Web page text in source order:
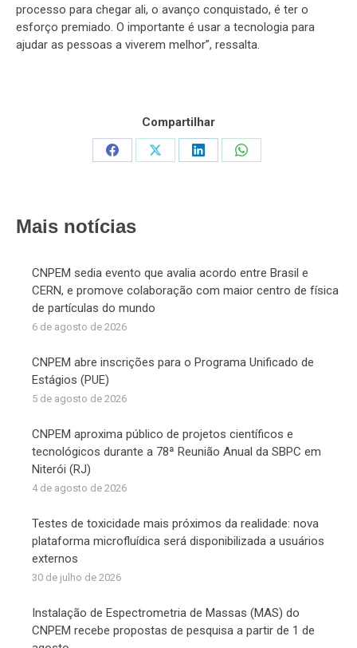
processo para chegar ali, o avanço conquistado, é ter o
esforço premiado. O importante é usar a tecnologia para
ajudar as pessoas a viverem melhor”, ressalta.
Compartilhar
Share
Share
Share
Share
Mais notícias
CNPEM sedia evento que avalia acordo entre Brasil e
CERN, e promove colaboração com maior centro de física
de partículas do mundo
6 de agosto de 2026
CNPEM abre inscrições para o Programa Unificado de
Estágios (PUE)
5 de agosto de 2026
CNPEM aproxima público de projetos científicos e
tecnológicos durante a 78ª Reunião Anual da SBPC em
Niterói (RJ)
4 de agosto de 2026
Testes de toxicidade mais próximos da realidade: nova
plataforma microfluídica será disponibilizada a usuários
externos
30 de julho de 2026
Instalação de Espectrometria de Massas (MAS) do
CNPEM recebe propostas de pesquisa a partir de 1 de